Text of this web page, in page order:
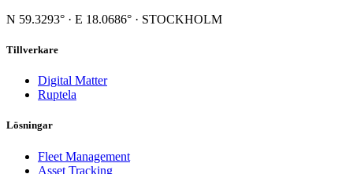
N 59.3293° · E 18.0686° · STOCKHOLM
Tillverkare
Digital Matter
Ruptela
Lösningar
Fleet Management
Asset Tracking